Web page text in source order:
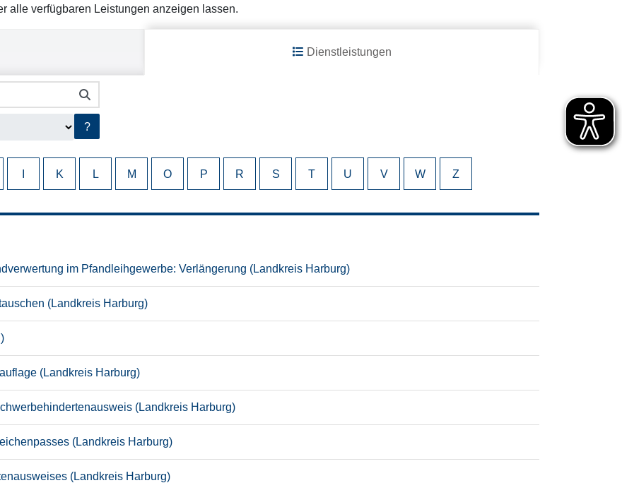
alle verfügbaren Leistungen anzeigen lassen.
Dienstleistungen
?
K L M O P R S T U V W Z
im Pfandleihgewerbe: Verlängerung (Landkreis Harburg)
(Landkreis Harburg)
(Landkreis Harburg)
(Landkreis Harburg)
(Landkreis Harburg)
(Landkreis Harburg)